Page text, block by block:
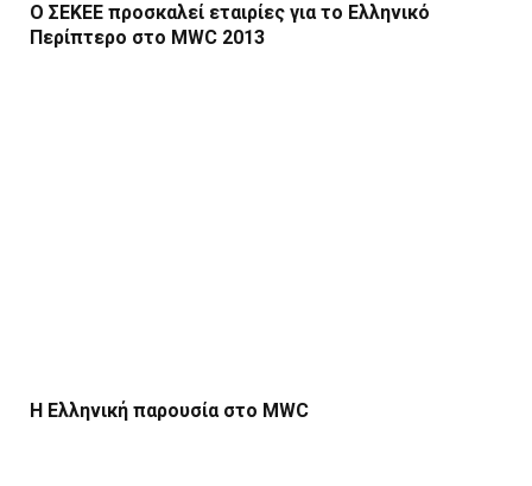
O ΣΕΚΕΕ προσκαλεί εταιρίες για το Ελληνικό
Περίπτερο στο MWC 2013
Η Ελληνική παρουσία στο MWC